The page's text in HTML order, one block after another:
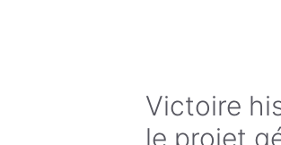
Victoire
le projet